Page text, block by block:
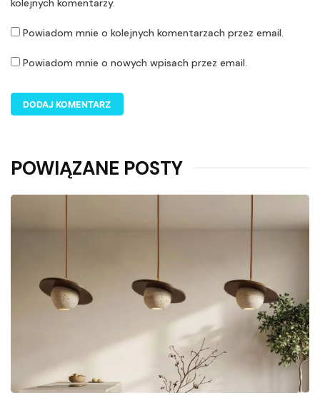
kolejnych komentarzy.
Powiadom mnie o kolejnych komentarzach przez email.
Powiadom mnie o nowych wpisach przez email.
POWIĄZANE POSTY